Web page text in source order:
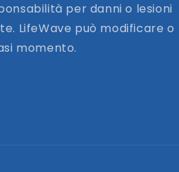
per danni o lesioni
LifeWave può modificare o
momento.